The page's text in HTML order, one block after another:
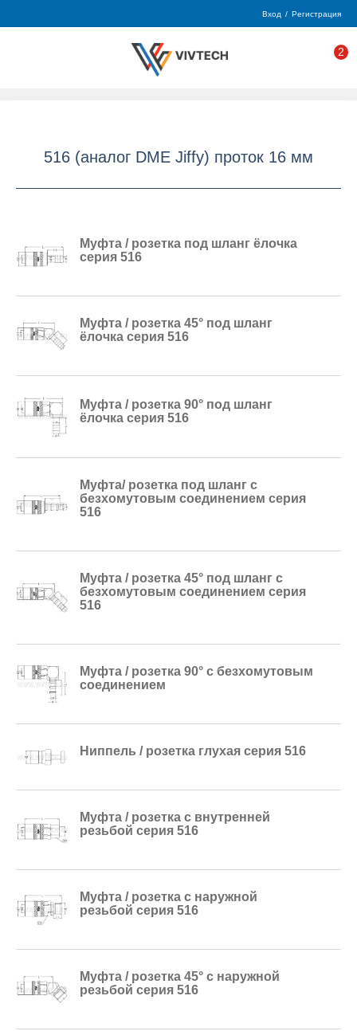
Вход / Регистрация
2
516 (аналог DME Jiffy) проток 16 мм
Муфта / розетка под шланг ёлочка
серия 516
Муфта / розетка 45° под шланг
ёлочка серия 516
Муфта / розетка 90° под шланг
ёлочка серия 516
Муфта/ розетка под шланг с
безхомутовым соединением серия
516
Муфта / розетка 45° под шланг с
безхомутовым соединением серия
516
Муфта / розетка 90° с безхомутовым
соединением
Ниппель / розетка глухая серия 516
Муфта / розетка с внутренней
резьбой серия 516
Муфта / розетка с наружной
резьбой серия 516
Муфта / розетка 45° с наружной
резьбой серия 516